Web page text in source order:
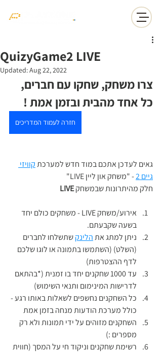
QuizyGame2 LIVE
Updated:Aug 22, 2022
צרו משחק, שחקו עם חברים,
כל אחד מהבית ובזמן אמת !
חזרה לעמוד המדריכים
גאים לעדכן אתכם במוד חדש למערכת קוויזי
גיים 2
- "משחק און ליין LIVE"
חלק מהיתרונות שבמשחק LIVE
אירוע/משחק LIVE - משחקים כולם יחד
בשעה שקבעתם.
ניתן למתג את הלינק שתשלחו לחברים
(השלט) (השתמשו בתמונה או לוגו שלכם
לדף ההצטרפות)
עד 1000 שחקנים יחד בו זמנית (*בהתאם
לדרישות המינימום ותנאי השימוש)
כל השחקנים נחשפים לשאלות באותו רגע -
כולל מערכת הודעות מנחה בזמן אמת
השחקנים מזוהים על ידי תמונות ולא רק
מספרים :)
רשימת שחקנים וניקוד חי על המסך (חווית